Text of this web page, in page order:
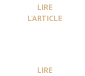
LIRE
L'ARTICLE
LIRE